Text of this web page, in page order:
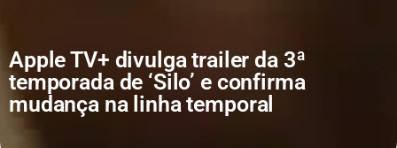
Apple TV+ divulga trailer da 3ª
temporada de ‘Silo’ e confirma
mudança na linha temporal